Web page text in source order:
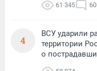
61 345 60
4
ВСУ ударили
территории
о